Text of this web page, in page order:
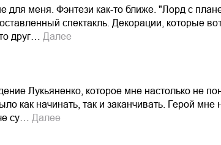
для меня. Фэнтези как-то ближе. "Лорд с
спектакль. Декорации, которые
друг…
Далее
Лукьяненко, которое мне настолько не
как начинать, так и заканчивать. Герой
су…
Далее